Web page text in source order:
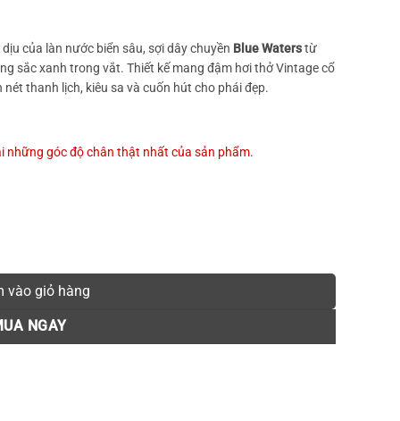
₫.
của làn nước biển sâu, sợi dây chuyền Blue Waterstừ
sắc xanh trong vắt. Thiết kế mang đậm hơi thở Vintage cổ
thanh lịch, kiêu sa và cuốn hút cho phái đẹp.
những góc độ chân thật nhất của sản phẩm.
đá mắt ngọc Aquamarine thiết kế vintage số lượng
vào giỏ hàng
NGAY